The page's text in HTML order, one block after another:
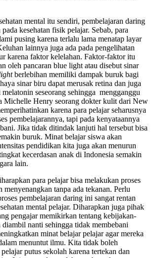
mental itu sendiri, pembelajaran daring
kesehatan fisik pelajar. Sebab, para
pusing karena terlalu lama menatap layar
lainnya juga ada pada pengelihatan
karena faktor kelelahan. Faktor-faktor itu
oleh pancaran blue light atau disebut sinar
berlebihan memiliki dampak buruk bagi
sinar biru dapat merusak retina dan juga
seseorang sehingga mengganggu
Michelle Henry seorang dokter kulit dari New
karena para pelajar seharusnya
pembelajarannya, tapi pada kenyataannya
Jika tidak ditindak lanjuti hal tersebut bisa
buruk. Minat belajar siswa akan
pendidikan kita juga akan menurun
kecerdasan anak di Indonesia semakin
lain.
para pelajar bisa melakukan proses
menyenangkan tanpa ada tekanan. Perlu
pembelajaran daring ini sangat rentan
mental pelajar. Diharapkan juga pihak
pengajar memikirkan tentang kebijakan-
nanti sehingga tidak membebani
minat belajar pelajar agar mereka
menuntut ilmu. Kita tidak boleh
putus sekolah karena tertekan dan